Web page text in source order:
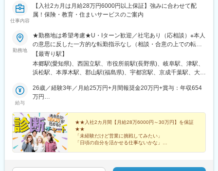
駅、平和島駅、銀座駅、馬喰横山駅、宝町駅(東京都)、新中野駅、
大崎広小路駅、吉祥寺駅、池袋駅、赤羽岩淵駅、とうきょうスカ
者町駅、桜木町駅、鶴見駅、京急川崎駅、登戸駅、本八幡駅(都営
線)、市川駅、千葉駅、西船橋駅、本川越駅、野江内代駅、海老江
駅、西長堀駅、谷町九丁目駅、ＪＲ難波駅、新深江駅、千林駅、
松虫駅、住吉東駅、今川駅(大阪府)、天下茶屋駅、今福鶴見駅、安
立町駅、出戸駅、中崎町駅、谷町四丁目駅、大阪天満宮駅、本町
阪モノレール)、鳴滝駅、六地蔵駅(奈良線)、二条城前駅、観月橋
駅、南公園駅、摂津本山駅、湊川駅、神戸三宮駅(阪急・神戸高
駅、商工センター入口駅、聖マリア病院前駅、東中間駅、佐世保
中央駅、西鉄香椎駅、金山駅(福岡県)、中村日赤駅、本山駅(愛知
県)、西川緑道公園駅、鷹野橋駅、京王八王子駅、布田駅、南阿佐
ケ谷駅、上前津駅、三河知立駅、新浜松駅、南新宿駅、新大阪
駅、名鉄名古屋駅、天神駅、旭橋駅、六本木一丁目駅、泉岳寺
仕事内容
【入社2カ月は月給28万円6000円以上保証】強みに合わせて配
属！保険・教育・住まいサービスのご案内
勤務地
★勤務地は希望考慮★U・Iターン歓迎／社宅あり（応相談）※本人
の意思に反した一方的な転勤指示なし（相談・合意の上での転勤
の可能性あり）※希望があればエリア外へ転勤可▼北海道・東北北
海道札幌市青森県青森市宮城県仙台市山形県山形市福島県郡山市
岩手県盛岡市▼関東東京都八王子市、立川市、北区神奈川県横浜
宇都宮市群馬県高崎市、前橋市茨城県水戸市、土浦市▼東海愛知
県一宮市、名古屋市静岡県静岡市、浜松市岐阜県岐阜市三重県津
市、姫路市和歌山県和歌山市▼北陸新潟県新潟市、長岡市石川県
金沢市富山県富山市長野県長野市、松本市福井県福井市▼中国・
四国愛媛県松山市岡山県岡山市広島県広島市山口県山口市香川県
高松市▼九州・沖縄熊本県熊本市鹿児島県鹿児島市長崎県長崎市
福岡県福岡市大分県大分市沖縄県那覇市※各グループ会社への在籍
煙防止対策済
【最寄り駅】
本郷駅(愛知県)、西国立駅、市役所前駅(長野県)、岐阜駅、津駅、
浜松駅、本厚木駅、郡山駅(福島県)、宇都宮駅、京成千葉駅、大宮
駅(京都市営)、西中島南方駅、和歌山市駅、金沢駅、栗林公園北口
駅、県庁前駅(富山県)、天王寺駅、博多駅、大分駅、水道町駅、都
駅、中央区役所前駅、青森駅、上盛岡駅、北四番丁駅、山形駅、
中島公園駅、泉中央駅、東宿郷駅、高崎駅、稲毛駅、王子駅、八
王子駅、三ツ沢下町駅、関屋駅(新潟県)、静岡駅、上社駅、桂駅、
堺市駅、中央市場前駅、大元駅、松島二丁目駅、佐伯区役所前
駅、東比恵駅、二中通駅、琴似駅(札幌市営)、八乙女駅、土浦駅、
駅、南富山駅、越前新保駅、松本駅、藤が丘駅(愛知県)、尾張一宮
給与
26歳／経験3年／月給25万円+月間報奨金20万円+賞与：年収654
万円
万円
★★入社2カ月間【月給28万6000円～30万円】を保証
★★
「未経験だけど営業に挑戦してみたい」
「日頃の自分を活かせる仕事ないかな」